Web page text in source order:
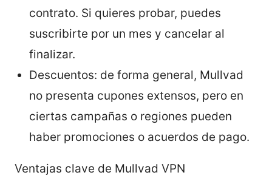
contrato. Si quieres probar, puedes
suscribirte por un mes y cancelar al
finalizar.
Descuentos: de forma general, Mullvad
no presenta cupones extensos, pero en
ciertas campañas o regiones pueden
haber promociones o acuerdos de pago.
Ventajas clave de Mullvad VPN